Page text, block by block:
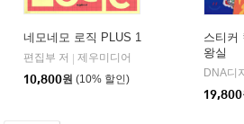
네모네모 로직 PLUS 1
편집부 저
제우미디어
10,800원 (10% 할인)
스티커
왕실
DNA디
19,800